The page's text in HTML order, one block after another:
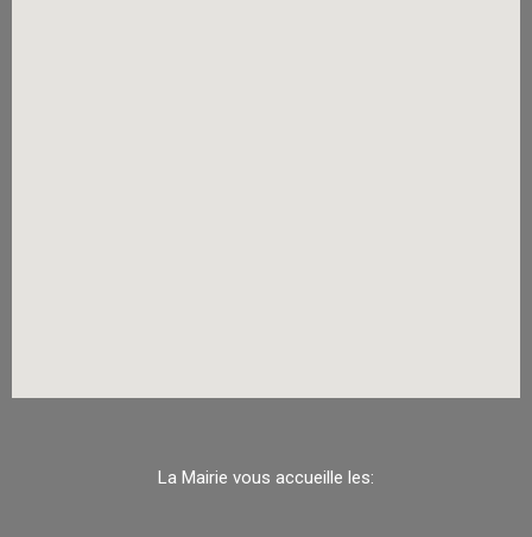
La Mairie vous accueille les: